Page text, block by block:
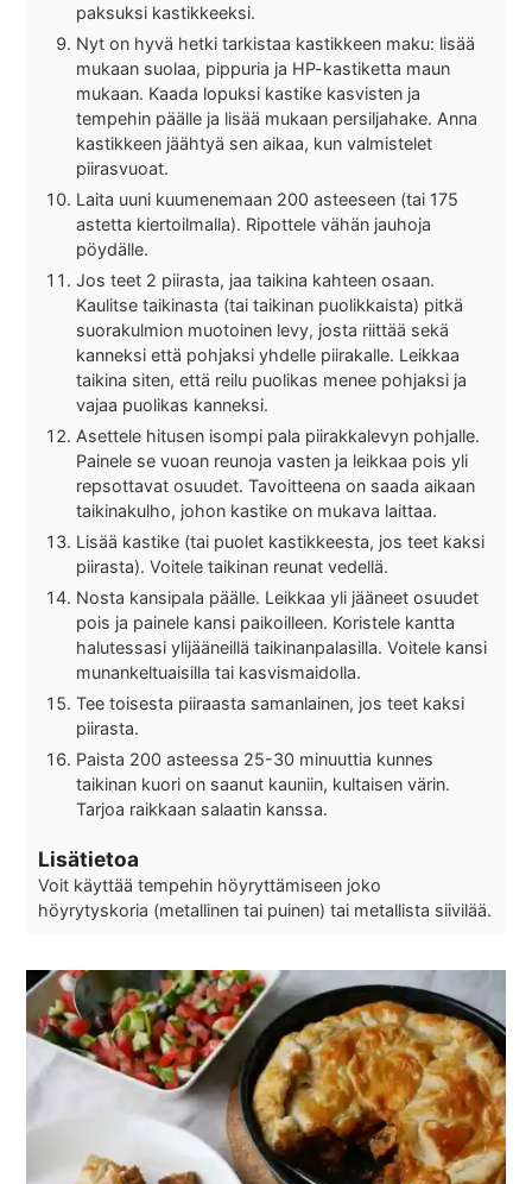
paksuksi kastikkeeksi.
Nyt on hyvä hetki tarkistaa kastikkeen maku: lisää
mukaan suolaa, pippuria ja HP-kastiketta maun
mukaan. Kaada lopuksi kastike kasvisten ja
tempehin päälle ja lisää mukaan persiljahake. Anna
kastikkeen jäähtyä sen aikaa, kun valmistelet
piirasvuoat.
Laita uuni kuumenemaan 200 asteeseen (tai 175
astetta kiertoilmalla). Ripottele vähän jauhoja
pöydälle.
Jos teet 2 piirasta, jaa taikina kahteen osaan.
Kaulitse taikinasta (tai taikinan puolikkaista) pitkä
suorakulmion muotoinen levy, josta riittää sekä
kanneksi että pohjaksi yhdelle piirakalle. Leikkaa
taikina siten, että reilu puolikas menee pohjaksi ja
vajaa puolikas kanneksi.
Asettele hitusen isompi pala piirakkalevyn pohjalle.
Painele se vuoan reunoja vasten ja leikkaa pois yli
repsottavat osuudet. Tavoitteena on saada aikaan
taikinakulho, johon kastike on mukava laittaa.
Lisää kastike (tai puolet kastikkeesta, jos teet kaksi
piirasta). Voitele taikinan reunat vedellä.
Nosta kansipala päälle. Leikkaa yli jääneet osuudet
pois ja painele kansi paikoilleen. Koristele kantta
halutessasi ylijääneillä taikinanpalasilla. Voitele kansi
munankeltuaisilla tai kasvismaidolla.
Tee toisesta piiraasta samanlainen, jos teet kaksi
piirasta.
Paista 200 asteessa 25-30 minuuttia kunnes
taikinan kuori on saanut kauniin, kultaisen värin.
Tarjoa raikkaan salaatin kanssa.
Lisätietoa
Voit käyttää tempehin höyryttämiseen joko
höyrytyskoria (metallinen tai puinen) tai metallista siivilää.